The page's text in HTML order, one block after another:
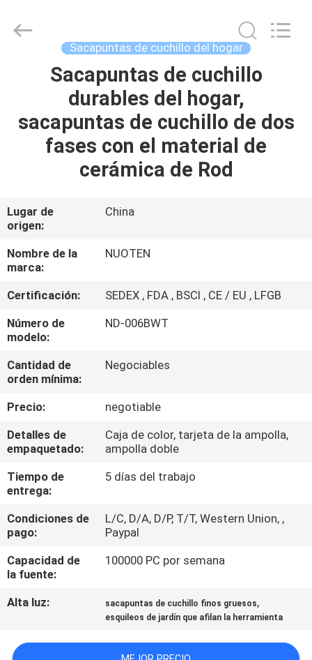
PRODUCTOS
VÍDEOS
SOBRE
NOSOTROS
RECORRIDO
POR
LA
CONTROL
CALIDAD
CONTACTA
CON
NOSOTROS
Electric
Appliance
Sacapuntas de cuchillo del hogar
Sacapuntas de cuchillo
durables del hogar,
sacapuntas de cuchillo de dos
fases con el material de
cerámica de Rod
Lugar de
origen:
China
Nombre de la
marca:
NUOTEN
Certificación:
SEDEX , FDA , BSCI , CE / EU , LFGB
Número de
modelo:
ND-006BWT
Cantidad de
orden mínima:
Negociables
Precio:
negotiable
Detalles de
empaquetado:
Caja de color, tarjeta de la ampolla,
ampolla doble
Tiempo de
entrega:
5 días del trabajo
Condiciones de
pago:
L/C, D/A, D/P, T/T, Western Union, ,
Paypal
Capacidad de
la fuente:
100000 PC por semana
Alta luz: sacapuntas de cuchillo finos gruesos,
esquileos de jardín que afilan la herramienta